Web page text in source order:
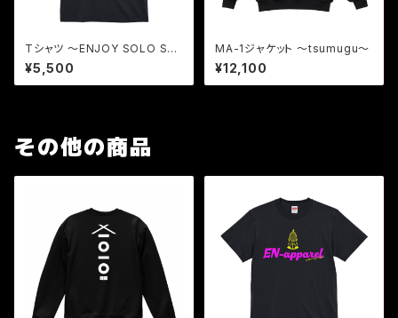
Tシャツ 〜ENJOY SOLO SA
UNA〜
¥5,500
MA-1ジャケット 〜tsumugu〜
¥12,100
その他の商品